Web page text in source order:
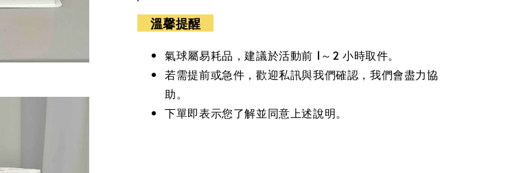
溫馨提醒
氣球屬易耗品，建議於活動前 1～2 小時取件。
若需提前或急件，歡迎私訊與我們確認，我們會盡力協
助。
下單即表示您了解並同意上述說明。